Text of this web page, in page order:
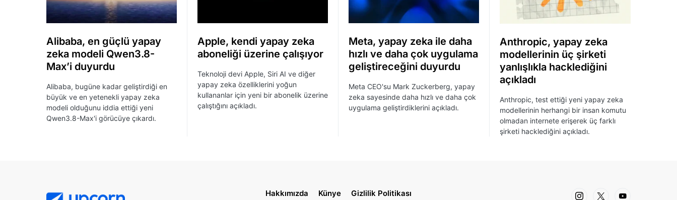
Alibaba, en güçlü yapay
zeka modeli Qwen3.8-
Max’i duyurdu
Alibaba, bugüne kadar geliştirdiği en
büyük ve en yetenekli yapay zeka
modeli olduğunu iddia ettiği yeni
Qwen3.8-Max'i görücüye çıkardı.
Apple, kendi yapay zeka
aboneliği üzerine çalışıyor
Teknoloji devi Apple, Siri AI ve diğer
yapay zeka özelliklerini yoğun
kullananlar için yeni bir abonelik üzerine
çalıştığını açıkladı.
Meta, yapay zeka ile daha
hızlı ve daha çok uygulama
geliştireceğini duyurdu
Meta CEO'su Mark Zuckerberg, yapay
zeka sayesinde daha hızlı ve daha çok
uygulama geliştirdiklerini açıkladı.
Anthropic, yapay zeka
modellerinin üç şirketi
yanlışlıkla hacklediğini
açıkladı
Anthropic, test ettiği yeni yapay zeka
modellerinin herhangi bir insan komutu
olmadan internete erişerek üç farklı
şirketi hacklediğini açıkladı.
Hakkımızda Künye Gizlilik Politikası